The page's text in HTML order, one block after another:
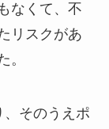
なくて、不
リスクがあ
。
そのうえポ